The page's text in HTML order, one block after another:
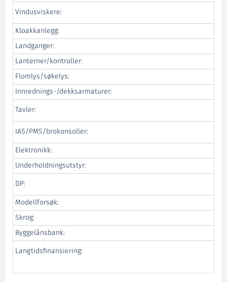
Vindusviskere:
Kloakkanlegg:
Landganger:
Lanterner/kontroller:
Flomlys/søkelys:
Innrednings-/dekksarmaturer:
Tavler:
IAS/PMS/brokonsoller:
Elektronikk:
Underholdningsutstyr:
DP:
Modellforsøk:
Skrog:
Byggelånsbank:
Langtidsfinansiering: